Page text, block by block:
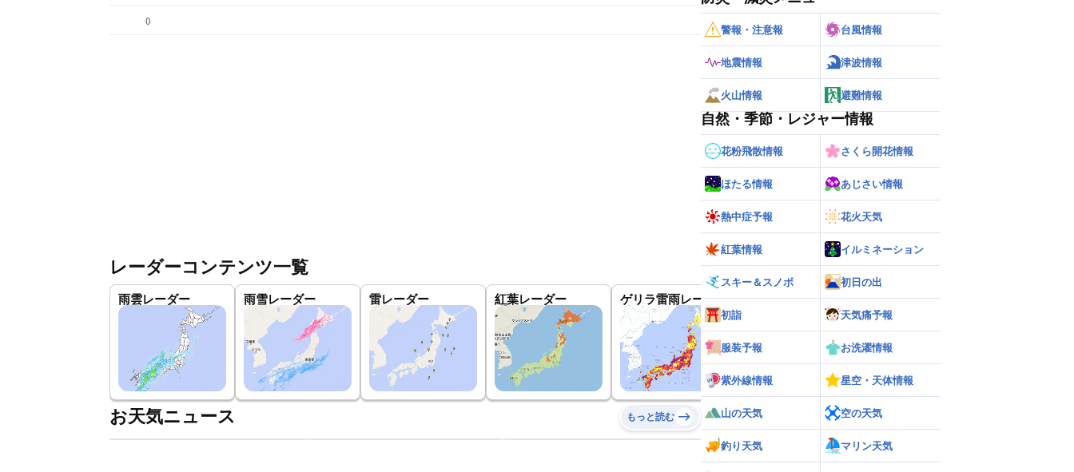
()
レーダーコンテンツ一覧
雨雲レーダー 雨雪レーダー 雷レーダー 紅葉レーダー ゲリラ雷雨レーダー 世界の雨雲レーダー
お天気ニュース もっと読む
警報・注意報 台風情報
地震情報 津波情報
火山情報 避難情報
自然・季節・レジャー情報
花粉飛散情報 さくら開花情報
ほたる情報 あじさい情報
熱中症予報 花火天気
紅葉情報 イルミネーション
スキー＆スノボ 初日の出
初詣 天気痛予報
服装予報 お洗濯情報
紫外線情報 星空・天体情報
山の天気 空の天気
釣り天気 マリン天気